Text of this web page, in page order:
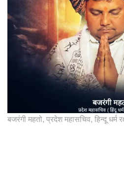
बजरंगी महतो, प्रदेश महासचिव, हिन्दू धर्म